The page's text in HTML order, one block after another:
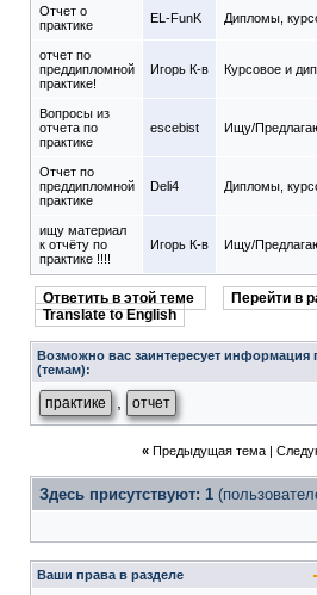
Отчет о
практике
EL-FunK Дипломы,
отчет по
преддипломной
практике!
Игорь К-в Курсовое и
Вопросы из
отчета по
практике
escebist Ищу/
Отчет по
преддипломной
практике
Deli4 Дипломы,
ищу материал
к отчёту по
практике !!!!
Игорь К-в Ищу/
Ответить в этой теме
Перейти в
Translate to English
Возможно вас заинтересует
(темам):
практике отчет
« Предыдущая тема|
Здесь присутствуют: 1
Ваши права в разделе